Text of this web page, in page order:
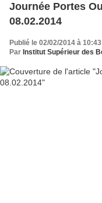
Journée Portes
08.02.2014
Publié le 02/02/2014 à 10:43
Par Institut Supérieur des